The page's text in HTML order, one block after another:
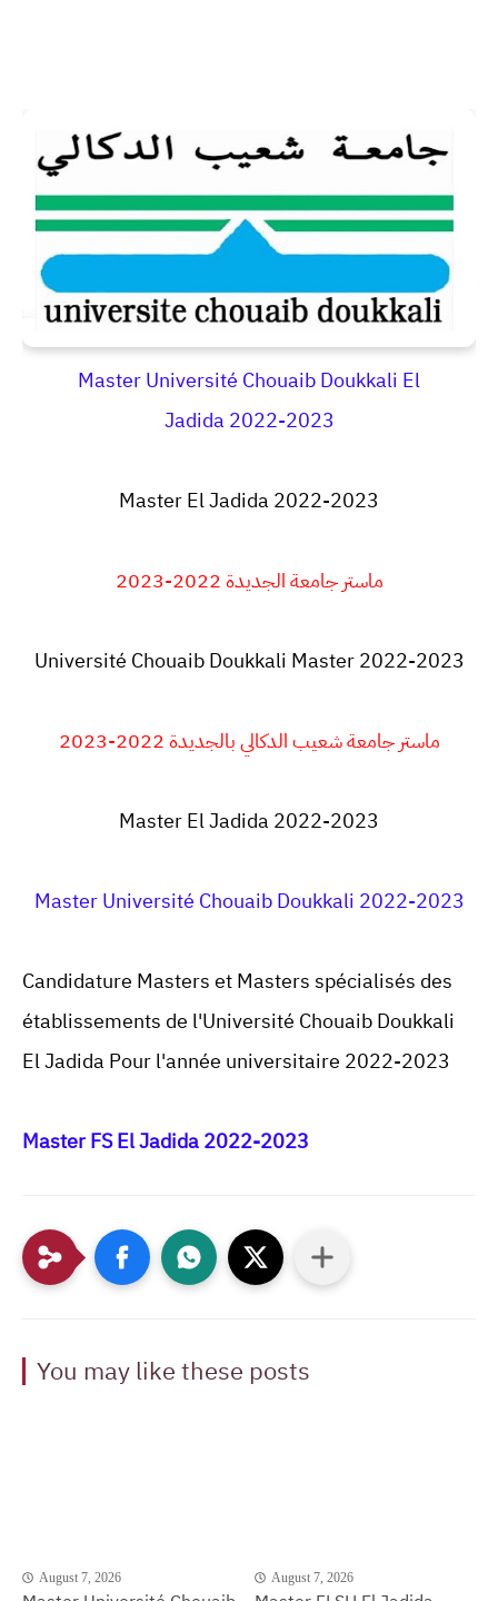
MasterUniversité Chouaib Doukkali El
Jadida2022-2023
Master El Jadida 2022-2023
ماستر جامعة الجديدة 2022-2023
Université Chouaib Doukkali Master 2022-2023
ماستر جامعة شعيب الدكالي بالجديدة 2022-2023
Master El Jadida 2022-2023
Master Université Chouaib Doukkali 2022-2023
Candidature Masters et Masters spécialisés des
établissements de l'Université Chouaib Doukkali
El Jadida Pour l'année universitaire 2022-2023
Master FS El Jadida 2022-2023
You may like these posts
August 7, 2026 August 7, 2026